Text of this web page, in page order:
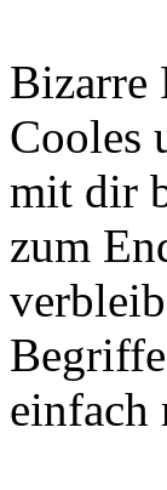
Bizarre
Cooles
mit dir
zum
einfach